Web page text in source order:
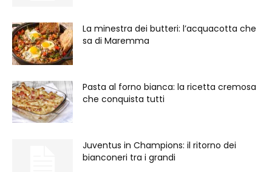
La minestra dei butteri: l’acquacotta che
sa di Maremma
Pasta al forno bianca: la ricetta cremosa
che conquista tutti
Juventus in Champions: il ritorno dei
bianconeri tra i grandi